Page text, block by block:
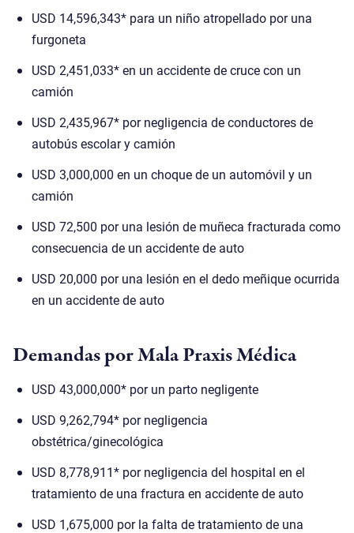
USD 14,596,343* para un niño atropellado por una
furgoneta
USD 2,451,033* en un accidente de cruce con un
camión
USD 2,435,967* por negligencia de conductores de
autobús escolar y camión
USD 3,000,000 en un choque de un automóvil y un
camión
USD 72,500 por una lesión de muñeca fracturada como
consecuencia de un accidente de auto
USD 20,000 por una lesión en el dedo meñique ocurrida
en un accidente de auto
Demandas por Mala Praxis Médica
USD 43,000,000* por un parto negligente
USD 9,262,794* por negligencia
obstétrica/ginecológica
USD 8,778,911* por negligencia del hospital en el
tratamiento de una fractura en accidente de auto
USD 1,675,000 por la falta de tratamiento de una